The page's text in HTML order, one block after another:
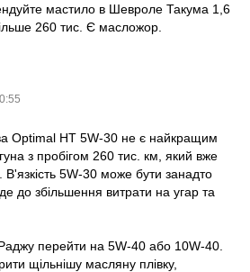
мастило в Шевроле Такума 1,6
260 тис. Є масложор.
Optimal HT 5W-30 не є найкращим
з пробігом 260 тис. км, який вже
5W-30 може бути занадто
до збільшення витрати на угар та
Раджу перейти на 5W-40 або 10W-40.
щільнішу масляну плівку,